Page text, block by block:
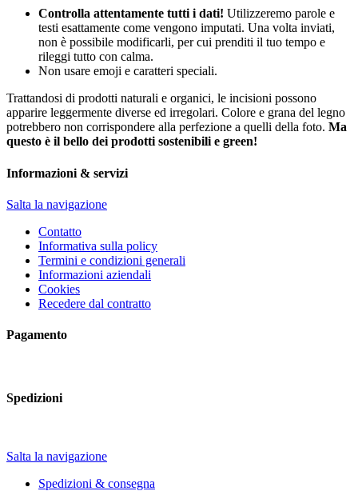
Controlla attentamente tutti i dati! Utilizzeremo parole e
testi esattamente come vengono imputati. Una volta inviati,
non è possibile modificarli, per cui prenditi il tuo tempo e
rileggi tutto con calma.
Non usare emoji e caratteri speciali.
Trattandosi di prodotti naturali e organici, le incisioni possono
apparire leggermente diverse ed irregolari. Colore e grana del legno
potrebbero non corrispondere alla perfezione a quelli della foto. Ma
questo è il bello dei prodotti sostenibili e green!
Informazioni & servizi
Salta la navigazione
Contatto
Informativa sulla policy
Termini e condizioni generali
Informazioni aziendali
Cookies
Recedere dal contratto
Pagamento
Spedizioni
Salta la navigazione
Spedizioni & consegna